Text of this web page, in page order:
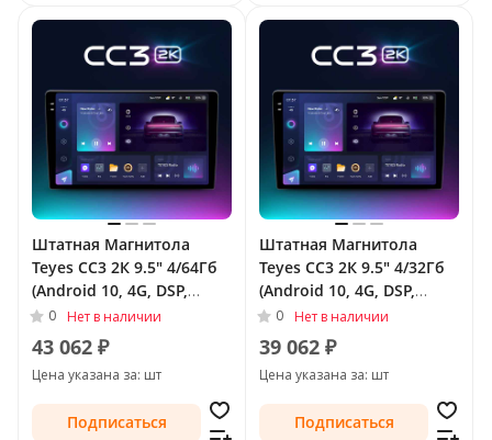
Штатная Магнитола
Teyes CC3 2К 9.5" 4/64Гб
(Android 10, 4G, DSP,
QLed) для Chrysler
Voyager V Рестайлинг
2011 - 2016
0 Нет в наличии
43 062 ₽
Цена указана за: шт
Подписаться
Штатная Магнитола
Teyes CC3 2К 9.5" 4/32Гб
(Android 10, 4G, DSP,
QLed) для Chrysler
Voyager V Рестайлинг
2011 - 2016
0 Нет в наличии
39 062 ₽
Цена указана за: шт
Подписаться